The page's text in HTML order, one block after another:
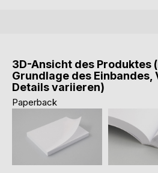
3D-Ansicht des Produktes
Grundlage des Einbandes,
Details variieren)
Paperback